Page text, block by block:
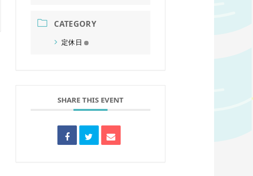
CATEGORY
定休日
SHARE THIS EVENT